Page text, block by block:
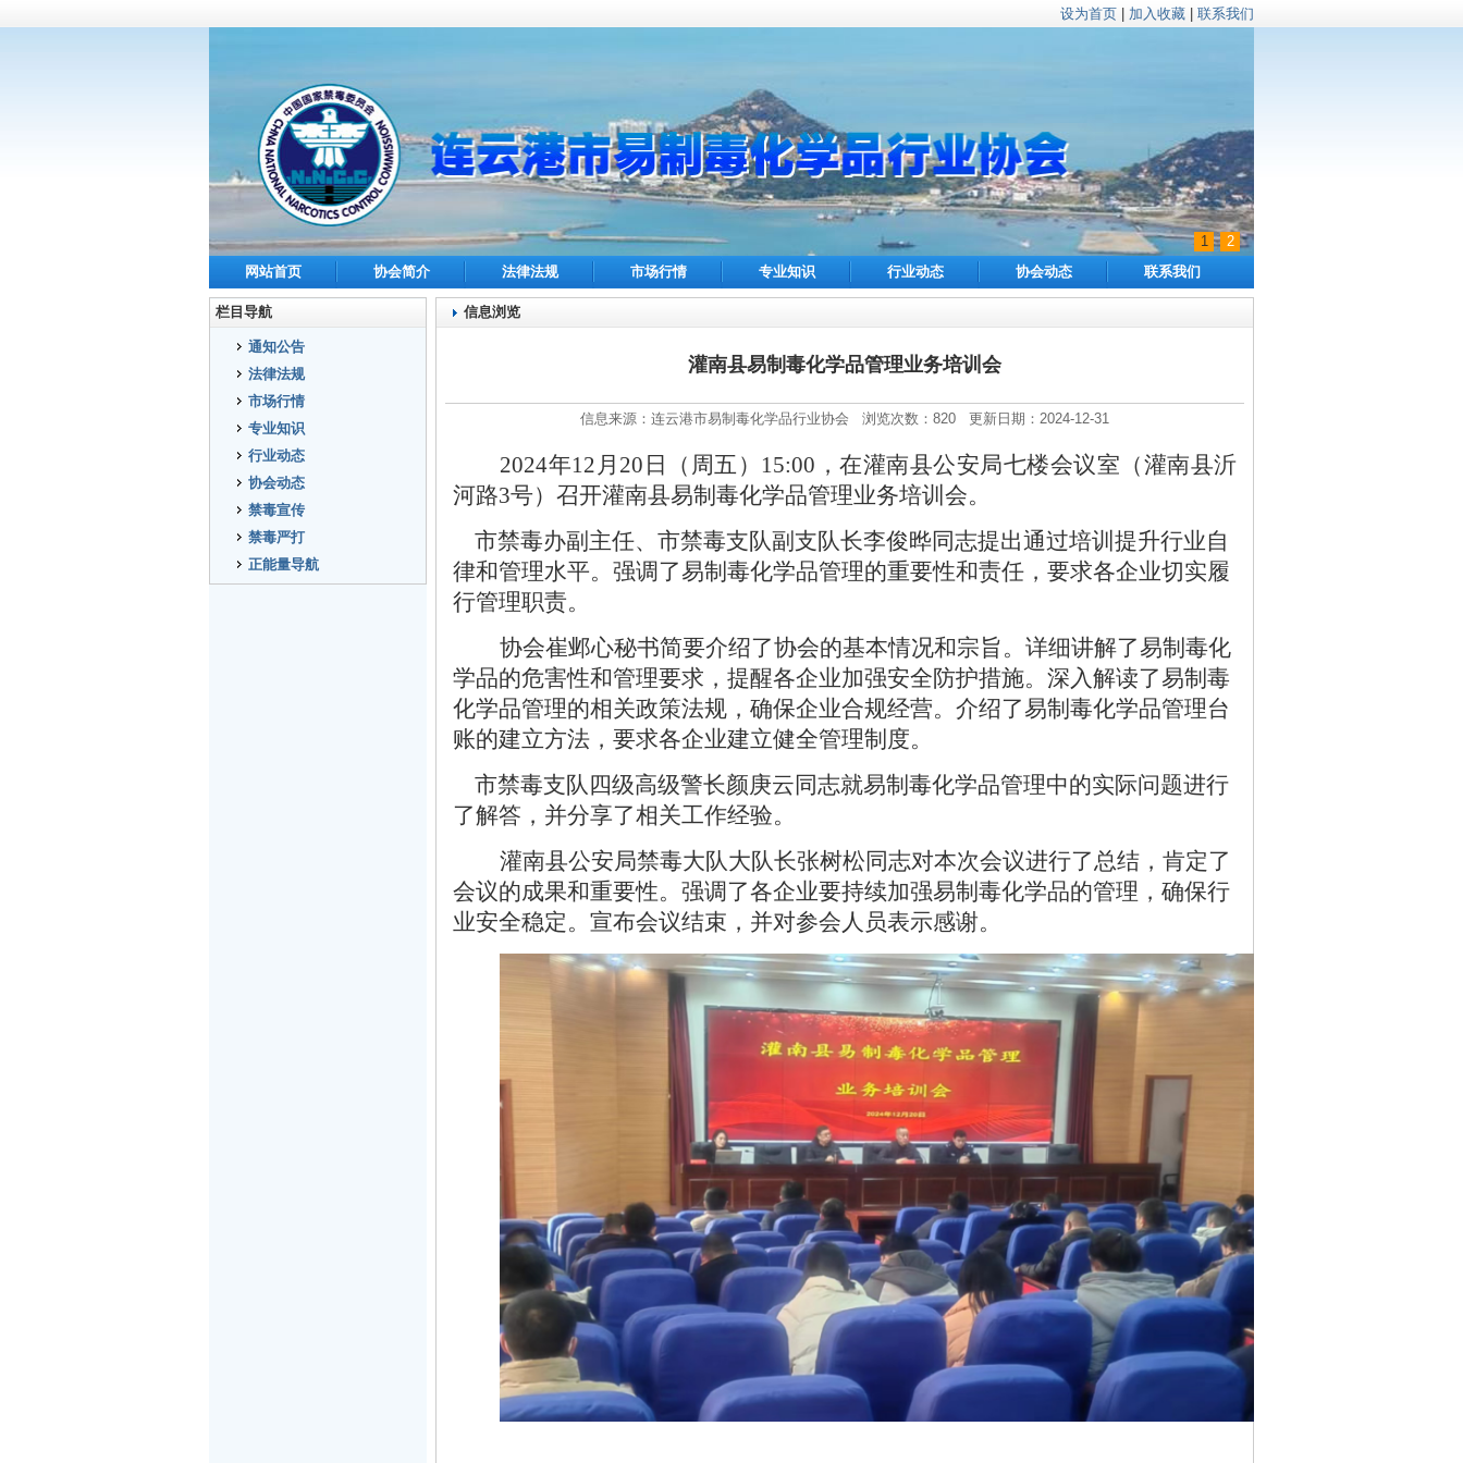
设为首页 加入收藏 联系我们
1
2
网站首页
协会简介 法律法规 市场行情 专业知识 行业动态 协会动态 联系我们
栏目导航
通知公告
法律法规
市场行情
专业知识
行业动态
协会动态
禁毒宣传
禁毒严打
正能量导航
信息浏览
灌南县易制毒化学品管理业务培训会
信息来源：连云港市易制毒化学品行业协会 浏览次数：820 更新日期：2024-12-31
2024年12 月 20 日（周五 ） 15:00 ， 在灌南县公安局七楼会议室（灌南县沂
河路3号） 召开灌南县易制毒化学品管理业务培训会。
市禁毒办副主任、市禁毒支队副支队长李俊晔同志提出通过培训提升行业自
律和管理水平。强调了易制毒化学品管理的重要性和责任，要求各企业切实履
行管理职责。
协会崔邺心秘书简要介绍了协会的基本情况和宗旨。详细讲解了易制毒化
学品的危害性和管理要求，提醒各企业加强安全防护措施。深入解读了易制毒
化学品管理的相关政策法规，确保企业合规经营。介绍了易制毒化学品管理台
账的建立方法，要求各企业建立健全管理制度。
市禁毒支队四级高级警长颜庚云同志就易制毒化学品管理中的实际问题进行
了解答，并分享了相关工作经验。
灌南县公安局禁毒大队大队长张树松‌同志对本次会议进行了总结，肯定了
会议的成果和重要性。强调了各企业要持续加强易制毒化学品的管理，确保行
业安全稳定。宣布会议结束，并对参会人员表示感谢。